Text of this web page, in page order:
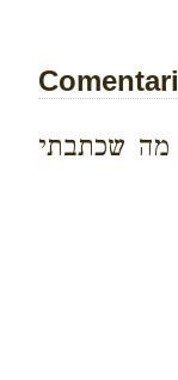
מה שכתבתי